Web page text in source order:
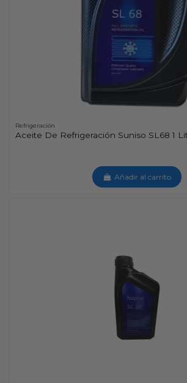
Refrigeración
Aceite De Refrigeración Suniso SL68 1
Añadir al carrito